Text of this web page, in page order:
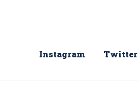
Instagram Twitter